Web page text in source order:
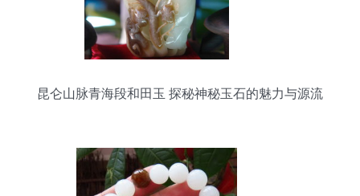
昆仑山脉青海段和田玉 探秘神秘玉石的魅力与源流